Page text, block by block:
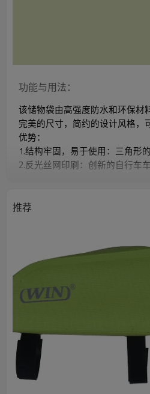
功能与用法：
该储物袋由高强度防水和环保材
完美的尺寸，简约的设计风格，
优势：
1.结构牢固，易于使用：三角形
2.反光丝网印刷：创新的自行车
5.小插入功能：为小物件增加额外
快速详细资料
材料
推荐